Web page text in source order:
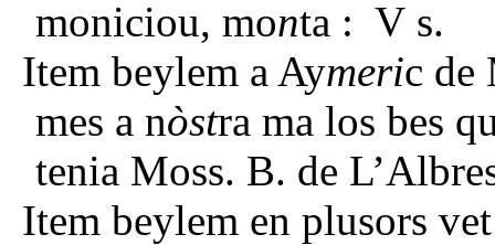
moniciou, monta : V s.
Item beylem a Aymeric de
mes a nòstra ma los bes
tenia Moss. B. de
Item beylem en plusors